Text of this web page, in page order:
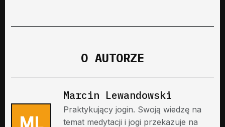
O AUTORZE
Marcin Lewandowski
Praktykujący jogin. Swoją wiedzę na
temat medytacji i jogi przekazuje na